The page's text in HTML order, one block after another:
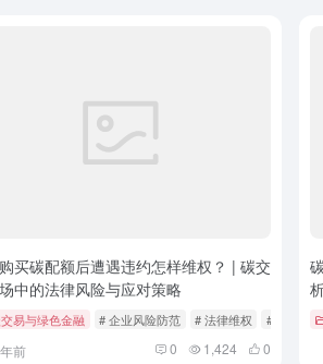
买碳配额后遭遇违约怎样维权？ | 碳交
中的法律风险与应对策略
易与绿色金融 # 企业风险防范 # 法律维权 # 碳交易
前 0 1,424 0